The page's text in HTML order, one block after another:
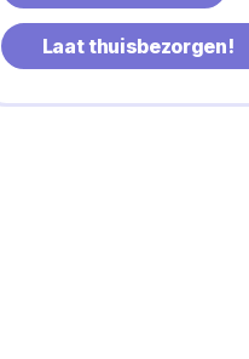
Laat thuisbezorgen!